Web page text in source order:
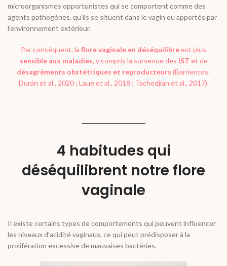
microorganismes opportunistes qui se comportent comme des
agents pathogènes, qu’ils se situent dans le vagin ou apportés par
l’environnement extérieur.
Par conséquent, la flore vaginale en déséquilibreest plus
sensible aux maladies, y compris la survenue des IST et de
désagréments obstétriques et reproducteurs (Barrientos-
Durán et al., 2020 ; Laueet al., 2018 ; Tachedjian et al., 2017).
4 habitudes qui
déséquilibrent notre flore
vaginale
Il existe certains types de comportements qui peuvent influencer
les niveaux d’acidité vaginaux, ce qui peut prédisposer à la
prolifération excessive de mauvaises bactéries.